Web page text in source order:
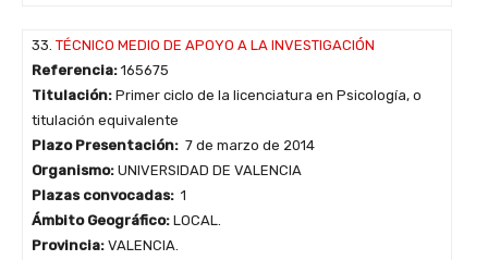
33. TÉCNICO MEDIO DE APOYO A LA INVESTIGACIÓN
Referencia: 165675
Titulación: Primer ciclo de la licenciatura en Psicología, o
titulación equivalente
Plazo Presentación: 7 de marzo de 2014
Organismo: UNIVERSIDAD DE VALENCIA
Plazas convocadas: 1
Ámbito Geográfico: LOCAL.
Provincia: VALENCIA.